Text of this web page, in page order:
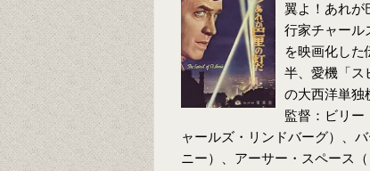
翼よ！あれが
行家チャール
を映画化した
半、愛機「ス
の大西洋単独
監督：ビリ
ャールズ・リンドバーグ）、
ニー）、アーサー・スペース